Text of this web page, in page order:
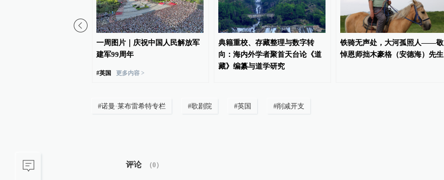
一周图片｜庆祝中国人民解放军
建军99周年
#英国 更多内容 >
典籍重校、存藏整理与数字转
向：海内外学者聚首天台论《道
藏》编纂与道学研究
铁骑无声处，大河孤照人——敬
悼恩师拙木豪格（安德海）先生
#诺曼·莱布雷希特专栏 #歌剧院 #英国 #削减开支
评论 （0）